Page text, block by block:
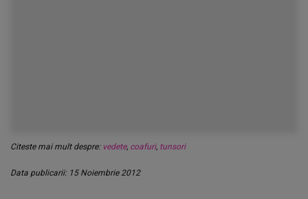
Citeste mai mult despre: vedete, coafuri, tunsori
Data publicarii: 15 Noiembrie 2012